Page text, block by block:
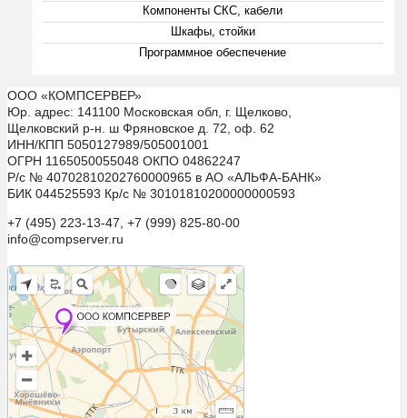
Компоненты СКС, кабели
Шкафы, стойки
Программное обеспечение
ООО «КОМПСЕРВЕР»
Юр. адрес: 141100 Московская обл, г. Щелково,
Щелковский р-н. ш Фряновское д. 72, оф. 62
ИНН/КПП 5050127989/505001001
ОГРН 1165050055048 ОКПО 04862247
Р/с № 40702810202760000965 в АО «АЛЬФА-БАНК»
БИК 044525593 Кр/с № 30101810200000000593
+7 (495) 223-13-47, +7 (999) 825-80-00
info@compserver.ru